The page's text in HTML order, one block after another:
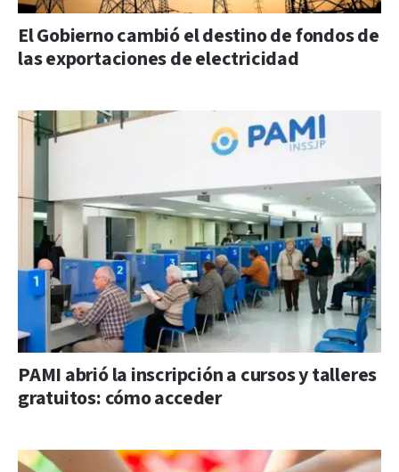
El Gobierno cambió el destino de fondos de
las exportaciones de electricidad
PAMI abrió la inscripción a cursos y talleres
gratuitos: cómo acceder